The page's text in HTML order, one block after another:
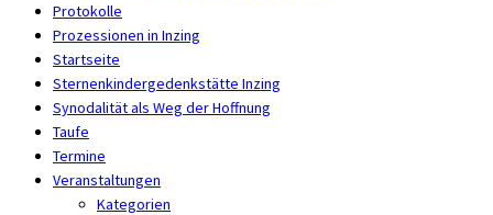
Protokolle
Prozessionen in Inzing
Startseite
Sternenkindergedenkstätte Inzing
Synodalität als Weg der Hoffnung
Taufe
Termine
Veranstaltungen
Kategorien